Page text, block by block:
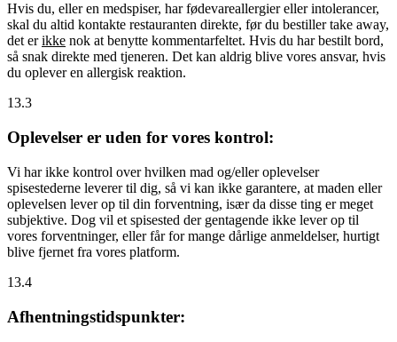
Hvis du, eller en medspiser, har fødevareallergier eller intolerancer,
skal du altid kontakte restauranten direkte, før du bestiller take away,
det erikke nok at benytte kommentarfeltet. Hvis du har bestilt bord,
så snak direkte med tjeneren. Det kan aldrig blive vores ansvar, hvis
du oplever en allergisk reaktion.
13.3
Oplevelser er uden for vores kontrol:
Vi har ikke kontrol over hvilken mad og/eller oplevelser
spisestederne leverer til dig, så vi kan ikke garantere, at maden eller
oplevelsen lever op til din forventning, især da disse ting er meget
subjektive. Dog vil et spisested der gentagende ikke lever op til
vores forventninger, eller får for mange dårlige anmeldelser, hurtigt
blive fjernet fra vores platform.
13.4
Afhentningstidspunkter: